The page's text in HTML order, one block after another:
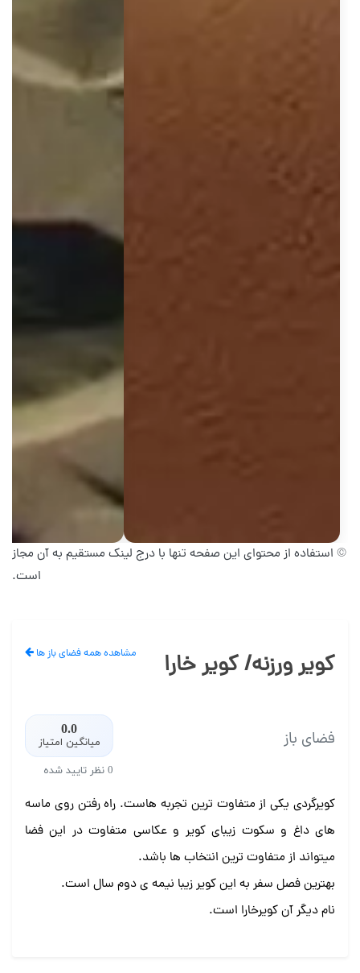
© استفاده از محتوای این صفحه تنها با درج لینک مستقیم به آن مجاز
است.
کویر ورزنه/ کویر خارا مشاهده همه فضای باز ها
فضای باز 0.0
میانگین امتیاز
0 نظر تایید شده
کویرگردی یکی از متفاوت ترین تجربه هاست. راه رفتن روی ماسه
های داغ و سکوت زیبای کویر و عکاسی متفاوت در این فضا
میتواند از متفاوت ترین انتخاب ها باشد.
بهترین فصل سفر به این کویر زیبا نیمه ی دوم سال است.
نام دیگر آن کویرخارا است.